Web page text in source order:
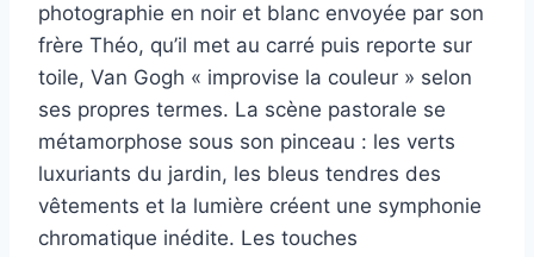
photographie en noir et blanc envoyée par son
frère Théo, qu’il met au carré puis reporte sur
toile, Van Gogh « improvise la couleur » selon
ses propres termes. La scène pastorale se
métamorphose sous son pinceau : les verts
luxuriants du jardin, les bleus tendres des
vêtements et la lumière créent une symphonie
chromatique inédite. Les touches